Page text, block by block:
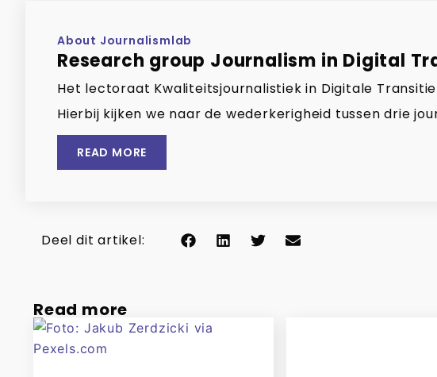
About Journalismlab
Research group Journalism in Digital
Het lectoraat Kwaliteitsjournalistiek in Digitale
Hierbij kijken we naar de wederkerigheid tussen drie
READ MORE
Deel dit artikel:
Read more